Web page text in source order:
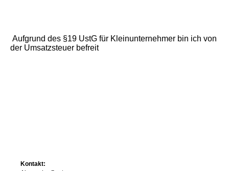
Aufgrund des §19 UstG für Kleinunternehmer bin ich von
der Umsatzsteuer befreit
Kontakt: